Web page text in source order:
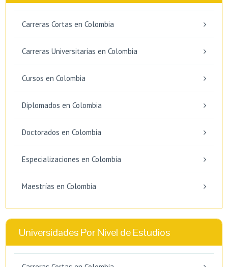
Carreras Cortas en Colombia
Carreras Universitarias en Colombia
Cursos en Colombia
Diplomados en Colombia
Doctorados en Colombia
Especializaciones en Colombia
Maestrías en Colombia
Universidades Por Nivel de Estudios